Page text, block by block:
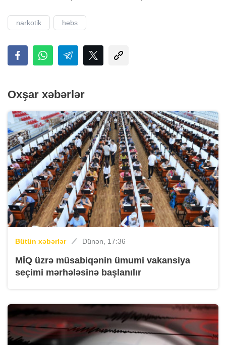
narkotik həbs
Oxşar xəbərlər
Bütün xəbərlər Dünən, 17:36
MİQ üzrə müsabiqənin ümumi vakansiya
seçimi mərhələsinə başlanılır